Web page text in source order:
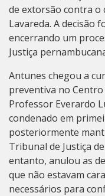
de extorsão contra
Lavareda. A decisão
encerrando um
Justiça
Antunes chegou a
preventiva no
Professor Everardo
condenado em
posteriormente
Tribunal de Justiça
entanto, anulou as
que não estavam
necessários para